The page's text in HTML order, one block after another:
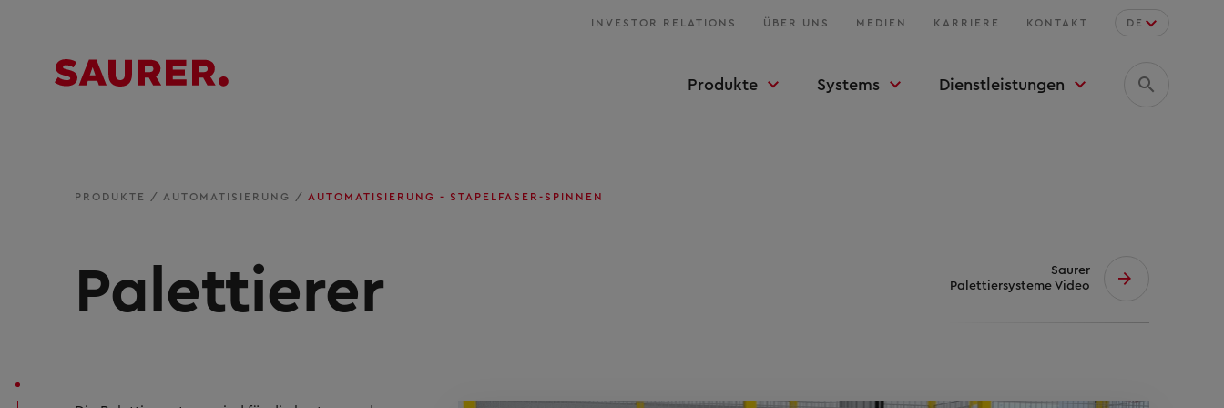
INVESTOR RELATIONS ÜBER UNS MEDIEN KARRIERE KONTAKT DE
Produkte Systems Dienstleistungen
PRODUKTE / AUTOMATISIERUNG / AUTOMATISIERUNG - STAPELFASER-SPINNEN
Palettierer
Saurer
Palettiersysteme Video